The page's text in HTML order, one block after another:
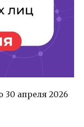
30 апреля 2026